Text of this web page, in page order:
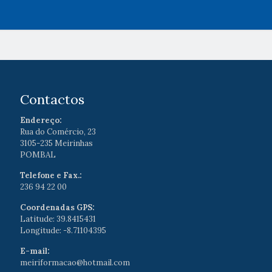
Contactos
Endereço:
Rua do Comércio, 23
3105-235 Meirinhas
POMBAL
Telefone e Fax.:
236 94 22 00
Coordenadas GPS:
Latitude: 39.8415431
Longitude: -8.71104395
E-mail:
meiriformacao@hotmail.com